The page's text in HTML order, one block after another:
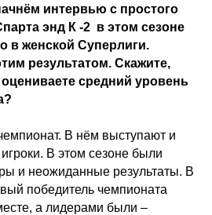
интервью с простого
энд К -2 в этом сезоне
в женской Суперлиги.
результатом. Скажите,
средний уровень
В нём выступают и
В этом сезоне были
и неожиданные результаты. В
победитель чемпионата
а лидерами были –